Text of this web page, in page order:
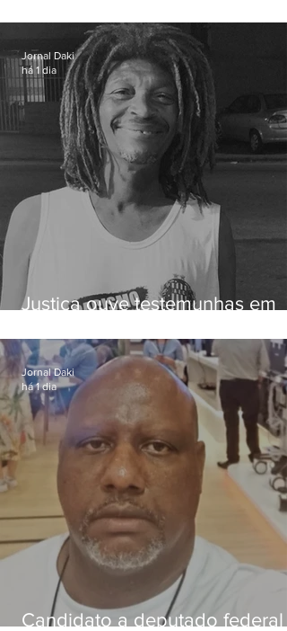
Iguaçu
Justiça ouve testemunhas em
dívida de R$ 25
Jornal Daki
há 1 dia
Candidato a deputado federal
Jornal Daki
há 1 dia